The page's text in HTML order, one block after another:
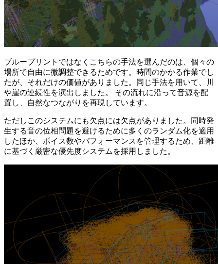
ブループリントではなくこちらの手法を選んだのは、個々の
場所で自由に微調整できるためです。時間のかかる作業でし
たが、それだけの価値がありました。同じ手法を用いて、川
や崖の連続性を演出しました。 その流れに沿って音源を配
置し、自然なつながりを再現しています。
ただしこのシステムにも欠点には欠点がありました。同時発
生する音の位相問題を避けるために多くのランダム化を適用
したほか、ボイス数やパフォーマンスを管理するため、距離
に基づく厳密な優先度システムを採用しました。